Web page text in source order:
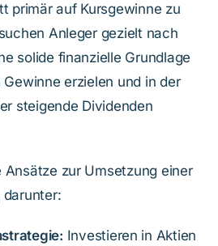
primär auf Kursgewinne zu
Anleger gezielt nach
solide finanzielle Grundlage
erzielen und in der
steigende Dividenden
Ansätze zur Umsetzung einer
darunter:
Investieren in Aktien